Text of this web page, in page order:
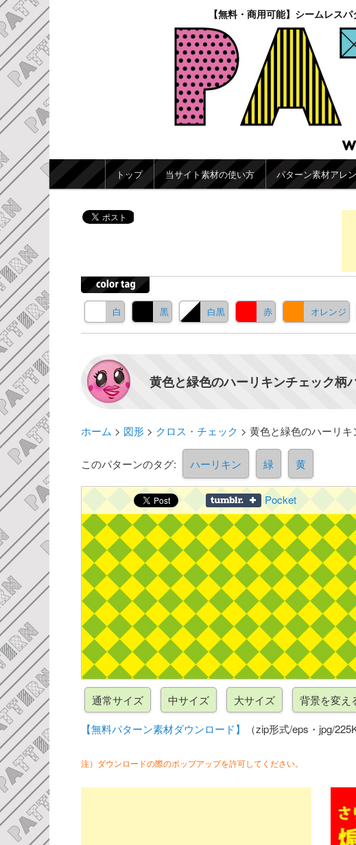
【無料・商用可能】シームレス
メインメニュー
メインコンテンツへ移動
サブコンテンツへ移動
トップ 当サイト素材の使い方 パターン素材アレ
白 黒 白黒 赤 オレンジ
黄色と緑色のハーリキンチェック
ホーム > 図形> クロス・チェック > 黄色と緑色のハーリ
このパターンのタグ: ハーリキン 緑 黄
Pocket
【無料パターン素材ダウンロード】 （zip形式/eps・jpg/
注）ダウンロードの際のポップアップを許可してください。